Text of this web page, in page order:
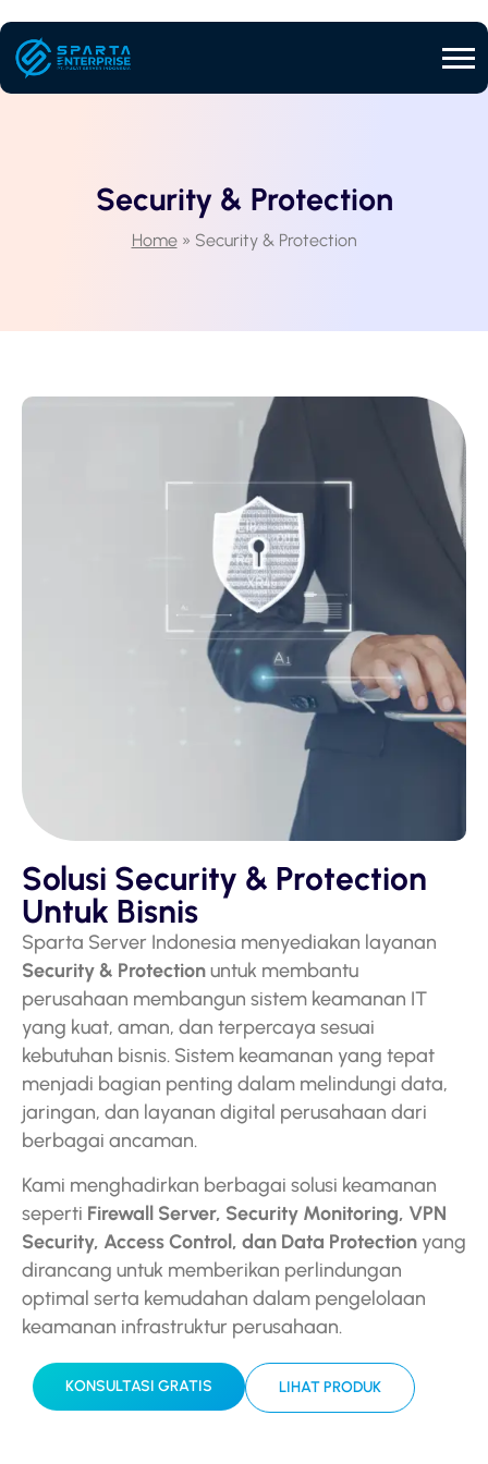
Security & Protection
Home» Security & Protection
Solusi Security & Protection
Untuk Bisnis
Sparta Server Indonesia menyediakan layanan
Security & Protectionuntuk membantu
perusahaan membangun sistem keamanan IT
yang kuat, aman, dan terpercaya sesuai
kebutuhan bisnis. Sistem keamanan yang tepat
menjadi bagian penting dalam melindungi data,
jaringan, dan layanan digital perusahaan dari
berbagai ancaman.
Kami menghadirkan berbagai solusi keamanan
seperti Firewall Server, Security Monitoring, VPN
Security, Access Control, dan Data Protection yang
dirancang untuk memberikan perlindungan
optimal serta kemudahan dalam pengelolaan
keamanan infrastruktur perusahaan.
KONSULTASI GRATIS LIHAT PRODUK